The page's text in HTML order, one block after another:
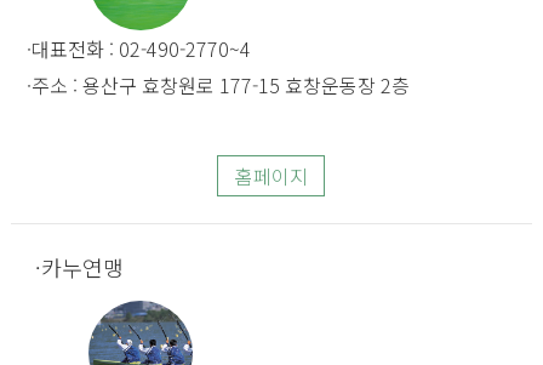
대표전화 : 02-490-2770~4
주소 : 용산구 효창원로 177-15 효창운동장 2층
홈페이지
카누연맹